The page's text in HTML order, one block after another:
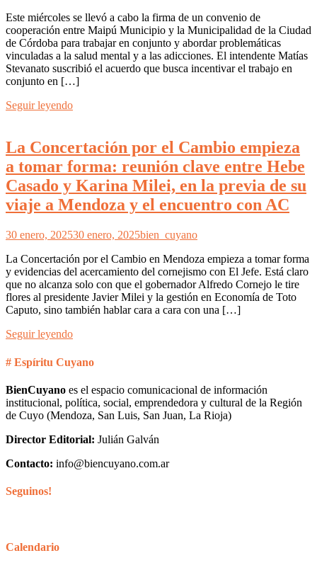
Este miércoles se llevó a cabo la firma de un convenio de
cooperación entre Maipú Municipio y la Municipalidad de la Ciudad
de Córdoba para trabajar en conjunto y abordar problemáticas
vinculadas a la salud mental y a las adicciones. El intendente Matías
Stevanato suscribió el acuerdo que busca incentivar el trabajo en
conjunto en […]
Seguir leyendo
La Concertación por el Cambio empieza
a tomar forma: reunión clave entre Hebe
Casado y Karina Milei, en la previa de su
viaje a Mendoza y el encuentro con AC
30 enero, 202530 enero, 2025bien_cuyano
La Concertación por el Cambio en Mendoza empieza a tomar forma
y evidencias del acercamiento del cornejismo con El Jefe. Está claro
que no alcanza solo con que el gobernador Alfredo Cornejo le tire
flores al presidente Javier Milei y la gestión en Economía de Toto
Caputo, sino también hablar cara a cara con una […]
Seguir leyendo
# Espíritu Cuyano
BienCuyano es el espacio comunicacional de información
institucional, política, social, emprendedora y cultural de la Región
de Cuyo (Mendoza, San Luis, San Juan, La Rioja)
Director Editorial: Julián Galván
Contacto: info@biencuyano.com.ar
Seguinos!
Calendario